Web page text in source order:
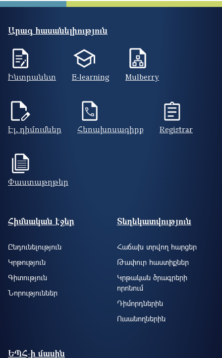
Արագ հասանելիություն
Ինտրանետ E-learning Mulberry
Էլ. դիմումներ Հեռախոսագիրք Registrar
Փաստաթղթեր
Footer site information
Հիմնական էջեր
Ընդունելություն
Կրթություն
Գիտություն
Նորություններ
Տեղեկատվություն
Հաճախ տրվող հարցեր
Թափուր հաստիքներ
Կրթական ծրագրերի
որոնում
Դիմորդներին
Ուսանողներին
ԵՊՀ-ի մասին